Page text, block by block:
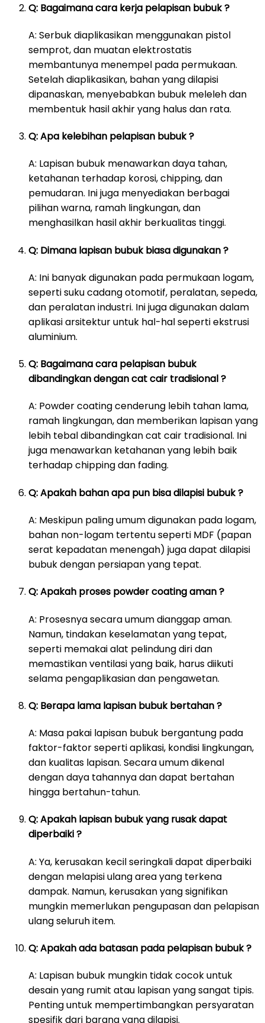
Q: Bagaimana cara kerja pelapisan bubuk ?
A: Serbuk diaplikasikan menggunakan pistol
semprot, dan muatan elektrostatis
membantunya menempel pada permukaan.
Setelah diaplikasikan, bahan yang dilapisi
dipanaskan, menyebabkan bubuk meleleh dan
membentuk hasil akhir yang halus dan rata.
Q: Apa kelebihan pelapisan bubuk ?
A: Lapisan bubuk menawarkan daya tahan,
ketahanan terhadap korosi, chipping, dan
pemudaran. Ini juga menyediakan berbagai
pilihan warna, ramah lingkungan, dan
menghasilkan hasil akhir berkualitas tinggi.
Q: Dimana lapisan bubuk biasa digunakan ?
A: Ini banyak digunakan pada permukaan logam,
seperti suku cadang otomotif, peralatan, sepeda,
dan peralatan industri. Ini juga digunakan dalam
aplikasi arsitektur untuk hal-hal seperti ekstrusi
aluminium.
Q: Bagaimana cara pelapisan bubuk
dibandingkan dengan cat cair tradisional ?
A: Powder coating cenderung lebih tahan lama,
ramah lingkungan, dan memberikan lapisan yang
lebih tebal dibandingkan cat cair tradisional. Ini
juga menawarkan ketahanan yang lebih baik
terhadap chipping dan fading.
Q: Apakah bahan apa pun bisa dilapisi bubuk ?
A: Meskipun paling umum digunakan pada logam,
bahan non-logam tertentu seperti MDF (papan
serat kepadatan menengah) juga dapat dilapisi
bubuk dengan persiapan yang tepat.
Q: Apakah proses powder coating aman ?
A: Prosesnya secara umum dianggap aman.
Namun, tindakan keselamatan yang tepat,
seperti memakai alat pelindung diri dan
memastikan ventilasi yang baik, harus diikuti
selama pengaplikasian dan pengawetan.
Q: Berapa lama lapisan bubuk bertahan ?
A: Masa pakai lapisan bubuk bergantung pada
faktor-faktor seperti aplikasi, kondisi lingkungan,
dan kualitas lapisan. Secara umum dikenal
dengan daya tahannya dan dapat bertahan
hingga bertahun-tahun.
Q: Apakah lapisan bubuk yang rusak dapat
diperbaiki ?
A: Ya, kerusakan kecil seringkali dapat diperbaiki
dengan melapisi ulang area yang terkena
dampak. Namun, kerusakan yang signifikan
mungkin memerlukan pengupasan dan pelapisan
ulang seluruh item.
Q: Apakah ada batasan pada pelapisan bubuk ?
A: Lapisan bubuk mungkin tidak cocok untuk
desain yang rumit atau lapisan yang sangat tipis.
Penting untuk mempertimbangkan persyaratan
spesifik dari barang yang dilapisi.